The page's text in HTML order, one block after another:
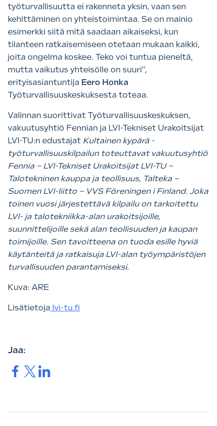
työturvallisuutta ei rakenneta yksin, vaan sen
kehittäminen on yhteistoimintaa. Se on mainio
esimerkki siitä mitä saadaan aikaiseksi, kun
tilanteen ratkaisemiseen otetaan mukaan kaikki,
joita ongelma koskee. Teko voi tuntua pieneltä,
mutta vaikutus yhteisölle on suuri”,
erityisasiantuntija Eero Honka
Työturvallisuuskeskuksesta toteaa.
Valinnan suorittivat Työturvallisuuskeskuksen,
vakuutusyhtiö Fennian ja LVI-Tekniset Urakoitsijat
LVI-TU:n edustajat Kultainen kypärä -
työturvallisuuskilpailun toteuttavat vakuutusyhtiö
Fennia – LVI-Tekniset Urakoitsijat LVI-TU –
Talotekninen kauppa ja teollisuus, Talteka –
Suomen LVI-liitto – VVS Föreningen i Finland. Joka
toinen vuosi järjestettävä kilpailu on tarkoitettu
LVI- ja talotekniikka-alan urakoitsijoille,
suunnittelijoille sekä alan teollisuuden ja kaupan
toimijoille. Sen tavoitteena on tuoda esille hyviä
käytänteitä ja ratkaisuja LVI-alan työympäristöjen
turvallisuuden parantamiseksi.
Kuva: ARE
Lisätietoja lvi-tu.fi
Jaa:
Jaa. Jaa.Jaa.